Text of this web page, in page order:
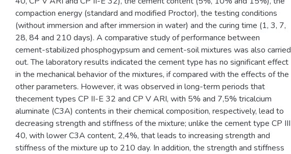
compaction energy (standard and modified Proctor), the testing conditions
(without immersion and after immersion in water) and the curing time (1, 3, 7,
28, 84 and 210 days). A comparative study of performance between
cement-stabilized phosphogypsum and cement-soil mixtures was also carried
out. The laboratory results indicated the cement type has no significant effect
in the mechanical behavior of the mixtures, if compared with the effects of the
other parameters. However, it was observed in long-term periods that
thecement types CP II-E 32 and CP V ARI, with 5% and 7,5% tricalcium
aluminate (C3A) contents in their chemical composition, respectively, lead to
decreasing strength and stiffness of the mixture; unlike the cement type CP III
40, with lower C3A content, 2,4%, that leads to increasing strength and
stiffness of the mixture up to 210 day. In addition, the strength and stiffness